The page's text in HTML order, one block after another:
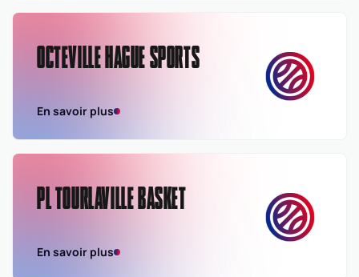
OCTEVILLE HAGUE SPORTS
En savoir plus
PL TOURLAVILLE BASKET
En savoir plus